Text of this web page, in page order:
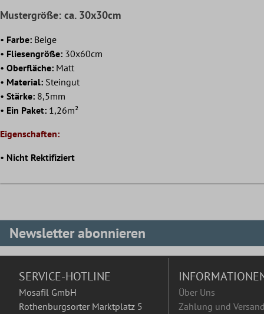
Mustergröße: ca. 30x30cm
• Farbe: Beige
• Fliesengröße: 30x60cm
• Oberfläche: Matt
• Material: Steingut
• Stärke: 8,5mm
• Ein Paket: 1,26m²
Eigenschaften:
• Nicht Rektifiziert
Newsletter abonnieren
SERVICE-HOTLINE
Mosafil GmbH
Rothenburgsorter Marktplatz 5
Über Uns
Zahlung und Versand